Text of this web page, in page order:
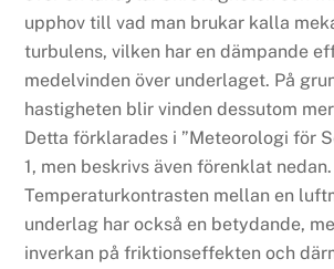
upphov till vad man brukar kalla
turbulens, vilken har en dämpande
medelvinden över underlaget. På
hastigheten blir vinden dessutom
Detta förklarades i ”Meteorologi för
1, men beskrivs även förenklat nedan.
Temperaturkontrasten mellan en
underlag har också en betydande,
inverkan på friktionseffekten och